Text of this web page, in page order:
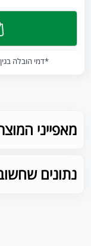
*דמי הובלה בגין הובלה
מאפייני
נתונים